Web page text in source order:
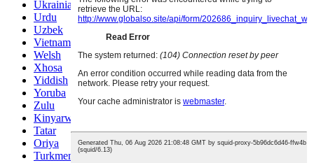
Ukrainian
Urdu
Uzbek
Vietnamese
Welsh
Xhosa
Yiddish
Yoruba
Zulu
Kinyarwanda
Tatar
Oriya
Turkmen